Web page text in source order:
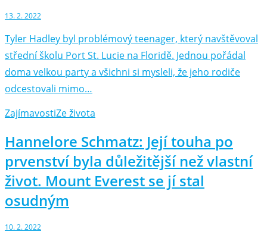
13. 2. 2022
Tyler Hadley byl problémový teenager, který navštěvoval
střední školu Port St. Lucie na Floridě. Jednou pořádal
doma velkou party a všichni si mysleli, že jeho rodiče
odcestovali mimo…
ZajímavostiZe života
Hannelore Schmatz: Její touha po
prvenství byla důležitější než vlastní
život. Mount Everest se jí stal
osudným
10. 2. 2022